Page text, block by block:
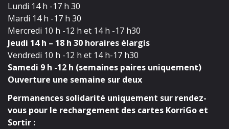
Lundi 14 h -17 h 30
Mardi 14 h -17 h 30
Mercredi 10 h -12 h et 14 h -17 h30
Jeudi 14 h – 18 h 30 horaires élargis
Vendredi 10 h -12 h et 14 h-17 h30
Samedi 9 h -12 h (semaines paires uniquement)
Ouverture une semaine sur deux
Permanences solidarité uniquement sur rendez-
vous pour le rechargement des cartes KorriGo et
Sortir :